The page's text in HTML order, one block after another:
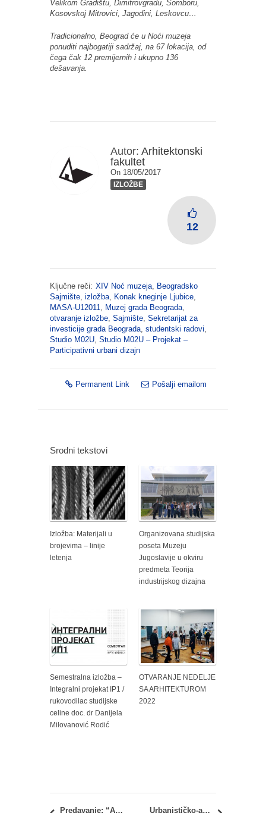
Velikom Gradištu, Dimitrovgradu, Somboru,
Kosovskoj Mitrovici, Jagodini, Leskovcu…
Tradicionalno, Beograd će u Noći muzeja
ponuditi najbogatiji sadržaj, na 67 lokacija, od
čega čak 12 premijernih i ukupno 136
dešavanja.
Autor: Arhitektonski
fakultet
On 18/05/2017
IZLOŽBE
12
Ključne reči: XIV Noć muzeja
Beogradsko
Sajmište izložba Konak kneginje Ljubice
MASA-U12011
Muzej grada Beograda
otvaranje izložbe Sajmište Sekretarijat za
investicije grada Beograda studentski radovi
Studio M02U Studio M02U – Projekat –
Participativni urbani dizajn
Permanent Link Pošalji emailom
Srodni tekstovi
Izložba: Materijali u
brojevima – linije
letenja
Organizovana studijska
poseta Muzeju
Jugoslavije u okviru
predmeta Teorija
industrijskog dizajna
Semestralna izložba –
Integralni projekat IP1 /
rukovodilac studijske
celine doc. dr Danijela
Milovanović Rodić
OTVARANJE NEDELJE
SA ARHITEKTUROM
2022
Predavanje: “Arhitektura broja ɸ” – dr Jelena V. Atanasijević Urbanističko-arhitektonski konkurs za deo Makiškog polja